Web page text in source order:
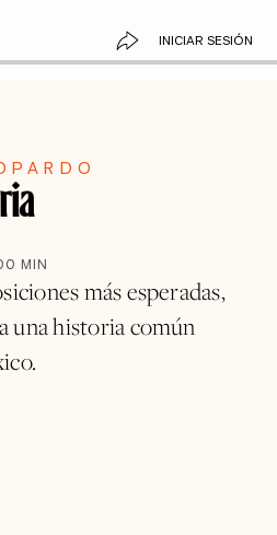
INICIAR SESIÓN
MIN
más esperadas,
una historia común